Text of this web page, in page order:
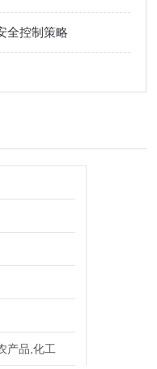
全控制策略
产品,化工